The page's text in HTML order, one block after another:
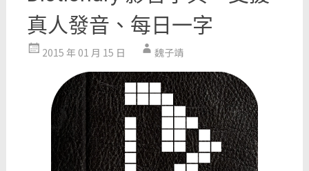
真人發音、每日一字
2015 年 01 月 15 日 魏子靖